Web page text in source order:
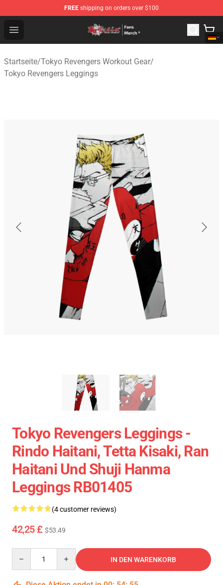
FREE shipping on orders over $100
Open menu
Tokyo Revengers Store - Official Tokyo Revengers
Startseite/Tokyo Revengers Workout Gear/
Tokyo Revengers Leggings
Tokyo Revengers Leggings -
Rindo Haitani, Tetta Kisaki, Ran
Haitani Und Shuji Hanma
Leggings RB01405
(4 customer reviews)
42,25 £ $53.49
IN DEN WARENKORB